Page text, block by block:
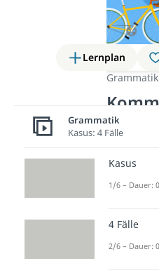
Lernplan
Grammatik
Video
Grammatik
Kasus: 4 Fälle
Kasus
1/6 – Dauer:
4 Fälle
2/6 – Dauer: